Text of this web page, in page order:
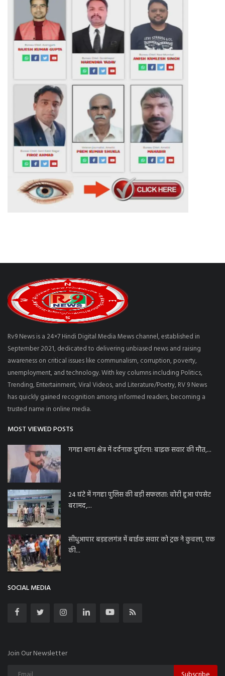
Rv9 News is a 24×7 Hindi Digital Media Mews channel, established in
September 2021, dedicated to delivering unbiased news and raising
awareness on critical issues like communalism, corruption, poverty,
unemployment, and technology. With key columns including Politics,
Trending, Entertainment, Viral Videos, and Literature/Poetry, RV 9 News
has quickly gained recognition among informed readers, becoming a
trusted name in online media.
MOST VIEWED POSTS
गगहा थाना क्षेत्र में दर्दनाक दुर्घटना: बाइक सवार की मौत,...
24 घंटे में गगहा पुलिस की बड़ी सफलता: चोरी हुआ पंपसेट
बरामद,...
सीधुआपार बड़हलगंज में बाईक सवार को ट्रक ने कुचला, एक
की...
SOCIAL MEDIA
Join Our Newsletter